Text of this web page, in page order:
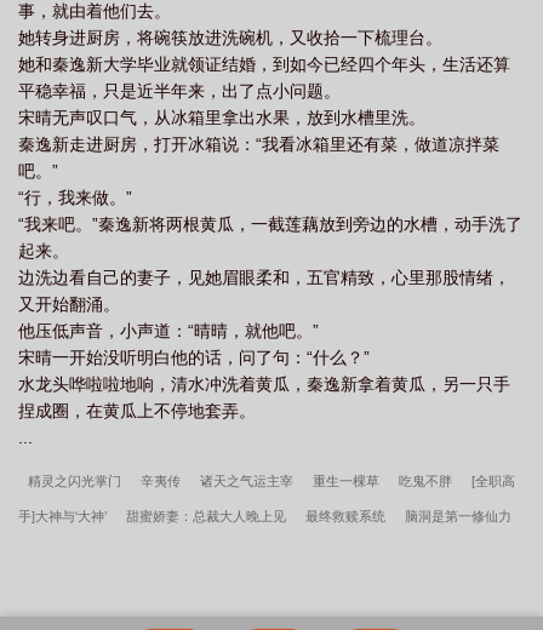
事，就由着他们去。
她转身进厨房，将碗筷放进洗碗机，又收拾一下梳理台。
她和秦逸新大学毕业就领证结婚，到如今已经四个年头，生活还算
平稳幸福，只是近半年来，出了点小问题。
宋晴无声叹口气，从冰箱里拿出水果，放到水槽里洗。
秦逸新走进厨房，打开冰箱说：“我看冰箱里还有菜，做道凉拌菜
吧。”
“行，我来做。”
“我来吧。”秦逸新将两根黄瓜，一截莲藕放到旁边的水槽，动手洗了
起来。
边洗边看自己的妻子，见她眉眼柔和，五官精致，心里那股情绪，
又开始翻涌。
他压低声音，小声道：“晴晴，就他吧。”
宋晴一开始没听明白他的话，问了句：“什么？”
水龙头哗啦啦地响，清水冲洗着黄瓜，秦逸新拿着黄瓜，另一只手
捏成圈，在黄瓜上不停地套弄。
精灵之闪光掌门 辛夷传 诸天之气运主宰 重生一棵草 吃鬼不胖 [全职高
手]大神与‘大神’ 甜蜜娇妻：总裁大人晚上见 最终救赎系统 脑洞是第一修仙力